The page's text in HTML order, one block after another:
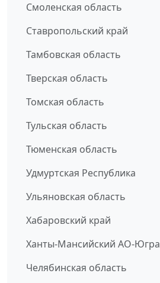
Смоленская область
Ставропольский край
Тамбовская область
Тверская область
Томская область
Тульская область
Тюменская область
Удмуртская Республика
Ульяновская область
Хабаровский край
Ханты-Мансийский АО-Югра
Челябинская область